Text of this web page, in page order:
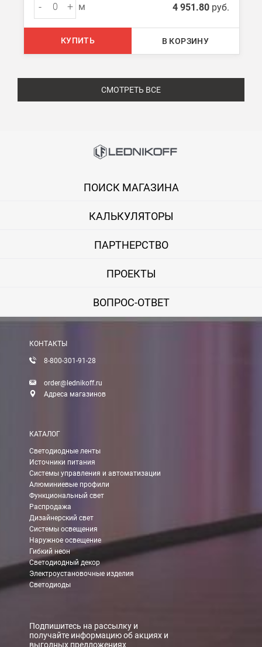
- + м 4 951.80 руб.
КУПИТЬ В КОРЗИНУ
СМОТРЕТЬ ВСЕ
ПОИСК МАГАЗИНА
КАЛЬКУЛЯТОРЫ
ПАРТНЕРСТВО
ПРОЕКТЫ
ВОПРОС-ОТВЕТ
КОНТАКТЫ
8-800-301-91-28
order@lednikoff.ru
Адреса магазинов
КАТАЛОГ
Светодиодные ленты
Источники питания
Системы управления и автоматизации
Алюминиевые профили
Функциональный свет
Распродажа
Дизайнерский свет
Системы освещения
Наружное освещение
Гибкий неон
Светодиодный декор
Электроустановочные изделия
Светодиоды
Подпишитесь на рассылку и
получайте информацию об акциях и
выгодных предложениях